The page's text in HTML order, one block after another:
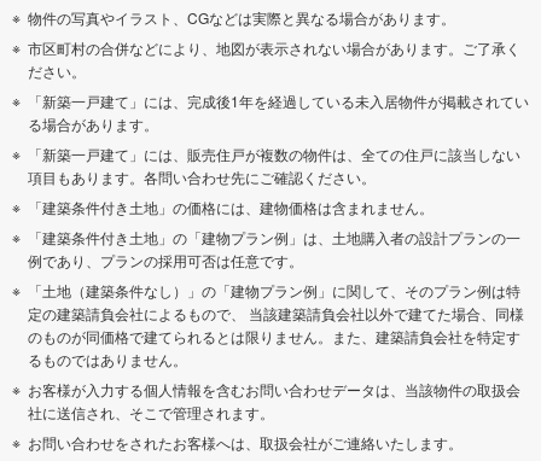
物件の写真やイラスト、CGなどは実際と異なる場合があります。
市区町村の合併などにより、地図が表示されない場合があります。ご了承く
ださい。
「新築一戸建て」には、完成後1年を経過している未入居物件が掲載されてい
る場合があります。
「新築一戸建て」には、販売住戸が複数の物件は、全ての住戸に該当しない
項目もあります。各問い合わせ先にご確認ください。
「建築条件付き土地」の価格には、建物価格は含まれません。
「建築条件付き土地」の「建物プラン例」は、土地購入者の設計プランの一
例であり、プランの採用可否は任意です。
「土地（建築条件なし）」の「建物プラン例」に関して、そのプラン例は特
定の建築請負会社によるもので、 当該建築請負会社以外で建てた場合、同様
のものが同価格で建てられるとは限りません。また、建築請負会社を特定す
るものではありません。
お客様が入力する個人情報を含むお問い合わせデータは、当該物件の取扱会
社に送信され、そこで管理されます。
お問い合わせをされたお客様へは、取扱会社がご連絡いたします。